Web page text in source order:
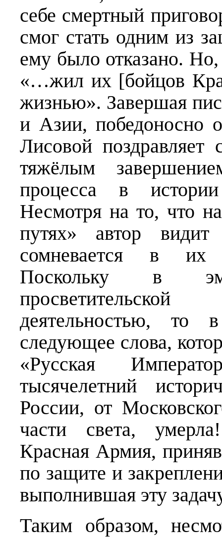
себе смертный
смог стать одним из
ему было отказано.
«…жил их [бойцов
жизнью». Завершая
и Азии, победоносно
Лисовой
тяжёлым
процесса в
Несмотря на то, что
путях» автор
сомневается в их
Поскольку в
деятельностью, то
следующее слова,
«Русская
тысячелетний
России, от
части света,
Красная Армия,
по защите и
выполнившая эту
Таким образом,